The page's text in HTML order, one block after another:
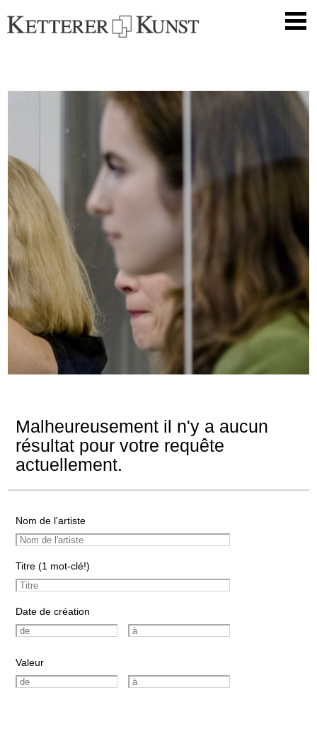
Malheureusement il n'y a aucun
résultat pour votre requête
actuellement.
Nom de l'artiste
Titre (1 mot-clé!)
Date de création
Valeur